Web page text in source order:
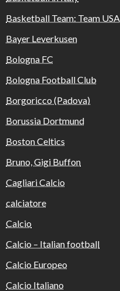
Basketball Team: Team USA
Bayer Leverkusen
Bologna FC
Bologna Football Club
Borgoricco (Padova)
Borussia Dortmund
Boston Celtics
Bruno, Gigi Buffon
Cagliari Calcio
calciatore
Calcio
Calcio – Italian football
Calcio Europeo
Calcio Italiano